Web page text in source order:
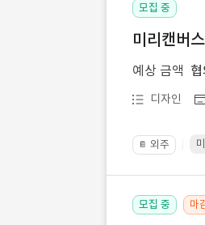
모집 중
미리캔버
예상 금액
디자인
📔 외주
모집 중 마